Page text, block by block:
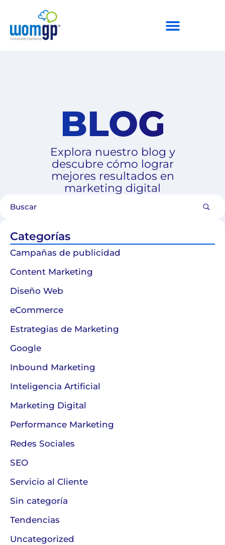
BLOG
Explora nuestro blog y
descubre cómo lograr
mejores resultados en
marketing digital
Categorías
Campañas de publicidad
Content Marketing
Diseño Web
eCommerce
Estrategias de Marketing
Google
Inbound Marketing
Inteligencia Artificial
Marketing Digital
Performance Marketing
Redes Sociales
SEO
Servicio al Cliente
Sin categoría
Tendencias
Uncategorized